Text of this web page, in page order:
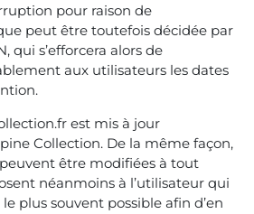
pour raison de
peut être toutefois décidée par
qui s’efforcera alors de
aux utilisateurs les dates
est mis à jour
Collection. De la même façon,
être modifiées à tout
néanmoins à l’utilisateur qui
plus souvent possible afin d’en